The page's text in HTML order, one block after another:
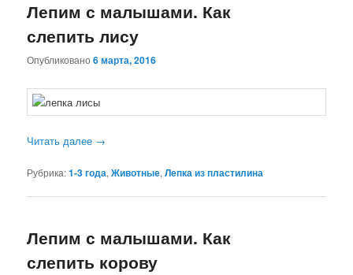
Лепим с малышами. Как
слепить лису
Опубликовано6 марта, 2016
Читать далее →
Рубрика:1-3 года,Животные,Лепка из пластилина
Лепим с малышами. Как
слепить корову